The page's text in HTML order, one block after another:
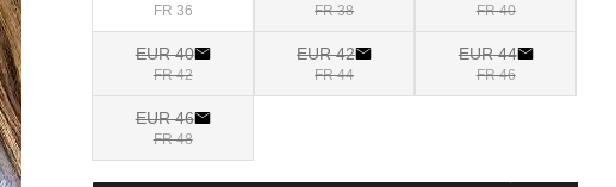
FR 36 FR 38 FR 40
EUR 40
FR 42
EUR 42
FR 44
EUR 44
FR 46
EUR 46
FR 48